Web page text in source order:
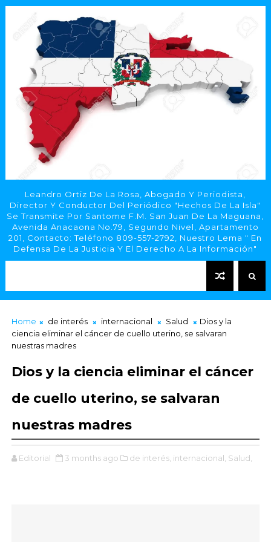
Leandro Ortiz De La Rosa, Abogado Y Periodista,
Director Y Conductor Del Periódico "Hechos De La Isla"
Se Transmite Por Santome F.M. San Juan De La Maguana,
Avenida Anacaona No.79, Segundo Nivel, Apartamento
201, Contacto: Teléfono 809-557-2792, Nuestro Lema " En
Defensa De La Justicia Y El Derecho A La Información"
Home de interés internacional Salud
Dios y la
ciencia eliminar el cáncer de cuello uterino, se salvaran
nuestras madres
Dios y la ciencia eliminar el cáncer
de cuello uterino, se salvaran
nuestras madres
Editorial 3 months ago de interés, internacional, Salud,